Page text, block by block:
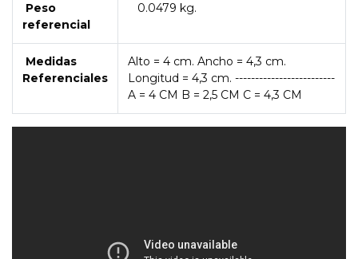
Peso
referencial
0.0479 kg.
Medidas
Referenciales
Alto = 4 cm. Ancho = 4,3 cm.
Longitud = 4,3 cm. -------------------------
A = 4 CM B = 2,5 CM C = 4,3 CM